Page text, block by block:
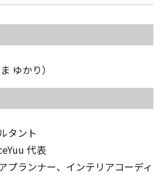
ゆかり）
タント
代表
プランナー、インテリアコーディ